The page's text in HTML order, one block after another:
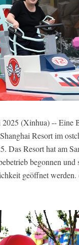
(Xinhua) -- Eine
Resort im
Das Resort hat am
begonnen und
geöffnet werden.